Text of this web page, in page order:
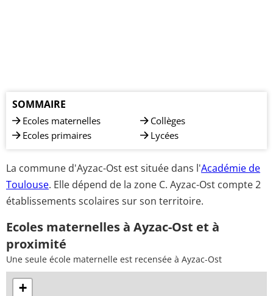
SOMMAIRE
Ecoles maternelles
Ecoles primaires
Collèges
Lycées
La commune d'Ayzac-Ost est située dans l'Académie de
Toulouse. Elle dépend de la zone C. Ayzac-Ost compte 2
établissements scolaires sur son territoire.
Ecoles maternelles à Ayzac-Ost et à
proximité
Une seule école maternelle est recensée à Ayzac-Ost
+